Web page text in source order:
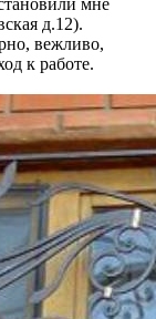
мне
д.12).
вежливо,
к работе.